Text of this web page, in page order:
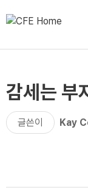
감세는 부
글쓴이 Kay